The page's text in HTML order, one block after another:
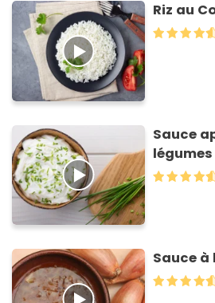
Riz au
Sauce
Sauce